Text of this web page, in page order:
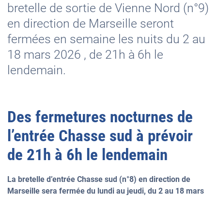
bretelle de sortie de Vienne Nord (n°9)
en direction de Marseille seront
fermées en semaine les nuits du 2 au
18 mars 2026 , de 21h à 6h le
lendemain.
Des fermetures nocturnes de
l’entrée Chasse sud à prévoir
de 21h à 6h le lendemain
La bretelle d’entrée Chasse sud (n°8) en direction de
Marseille sera fermée du lundi au jeudi, du 2 au 18 mars